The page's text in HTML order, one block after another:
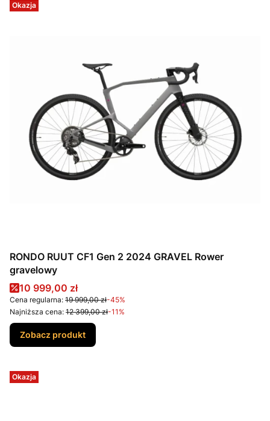
Okazja
RONDO RUUT CF1 Gen 2 2024 GRAVEL Rower
gravelowy
Cena promocyjna
10 999,00 zł
Cena regularna: 19 999,00 zł-45%
Najniższa cena: 12 399,00 zł-11%
Zobacz produkt
Okazja